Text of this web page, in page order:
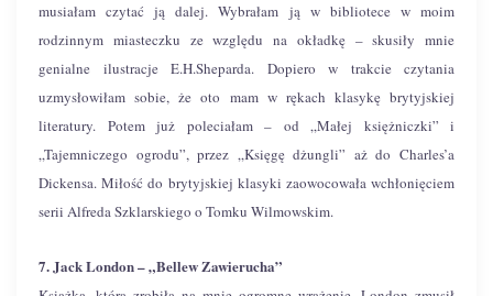
musiałam czytać ją dalej. Wybrałam ją w bibliotece w moim
rodzinnym miasteczku ze względu na okładkę – skusiły mnie
genialne ilustracje E.H.Sheparda. Dopiero w trakcie czytania
uzmysłowiłam sobie, że oto mam w rękach klasykę brytyjskiej
literatury. Potem już poleciałam – od „Małej księżniczki” i
„Tajemniczego ogrodu”, przez „Księgę dżungli” aż do Charles’a
Dickensa. Miłość do brytyjskiej klasyki zaowocowała wchłonięciem
serii Alfreda Szklarskiego o Tomku Wilmowskim.
7. Jack London – „Bellew Zawierucha”